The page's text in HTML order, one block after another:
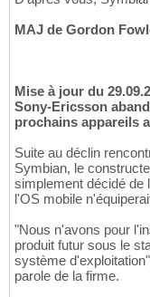
MAJ de Gordon
Mise à jour du
Sony-Ericsson
prochains appareils
Suite au déclin
Symbian, le
simplement décidé de
l'OS mobile
"Nous n'avons pour
produit futur sous le
système
parole de la firme.